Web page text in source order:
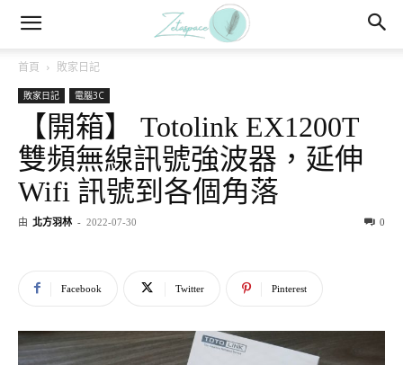
首頁 敗家日記
敗家日記 電腦3C
【開箱】 Totolink EX1200T
雙頻無線訊號強波器，延伸
Wifi 訊號到各個角落
由 北方羽林 - 2022-07-30 0
Facebook Twitter Pinterest